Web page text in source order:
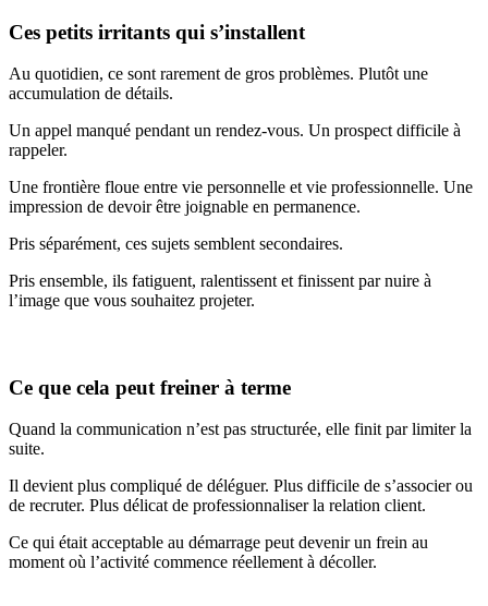
Ces petits irritants qui s’installent
Au quotidien, ce sont rarement de gros problèmes. Plutôt une
accumulation de détails.
Un appel manqué pendant un rendez-vous. Un prospect difficile à
rappeler.
Une frontière floue entre vie personnelle et vie professionnelle. Une
impression de devoir être joignable en permanence.
Pris séparément, ces sujets semblent secondaires.
Pris ensemble, ils fatiguent, ralentissent et finissent par nuire à
l’image que vous souhaitez projeter.
Ce que cela peut freiner à terme
Quand la communication n’est pas structurée, elle finit par limiter la
suite.
Il devient plus compliqué de déléguer. Plus difficile de s’associer ou
de recruter. Plus délicat de professionnaliser la relation client.
Ce qui était acceptable au démarrage peut devenir un frein au
moment où l’activité commence réellement à décoller.